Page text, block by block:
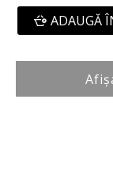
ADAUGĂ